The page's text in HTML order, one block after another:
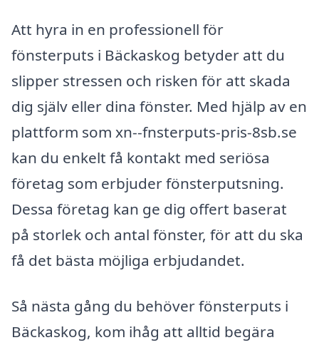
Att hyra in en professionell för
fönsterputs i Bäckaskog betyder att du
slipper stressen och risken för att skada
dig själv eller dina fönster. Med hjälp av en
plattform som xn--fnsterputs-pris-8sb.se
kan du enkelt få kontakt med seriösa
företag som erbjuder fönsterputsning.
Dessa företag kan ge dig offert baserat
på storlek och antal fönster, för att du ska
få det bästa möjliga erbjudandet.
Så nästa gång du behöver fönsterputs i
Bäckaskog, kom ihåg att alltid begära